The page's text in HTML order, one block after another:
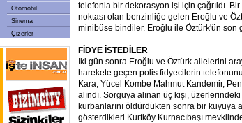
Otomobil
Sinema
Çizerler
telefonla bir dekorasyon işi için çağrıldı.
noktası olan benzinliğe gelen Eroğlu ve
minibüse bindiler. Eroğlu ile Öztürk'ün
FİDYE İSTEDİLER
İki gün sonra Eroğlu ve Öztürk ailelerini
harekete geçen polis fidyecilerin
Kara, Yücel Kombe Mahmut Kandemir,
alındı. Sorguya alınan üç kişi,
kurbanlarını öldürdükten sonra bir kuyuya
gösterdikleri Kurtköy Kurnacıbaşı